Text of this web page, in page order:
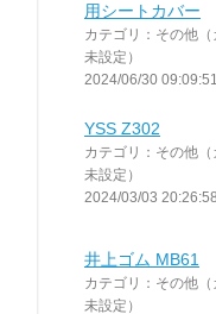
用シートカバー
カテゴリ：その他（
未設定）
2024/06/30 09:09:51
YSS Z302
カテゴリ：その他（
未設定）
2024/03/03 20:26:58
井上ゴム MB61
カテゴリ：その他（
未設定）